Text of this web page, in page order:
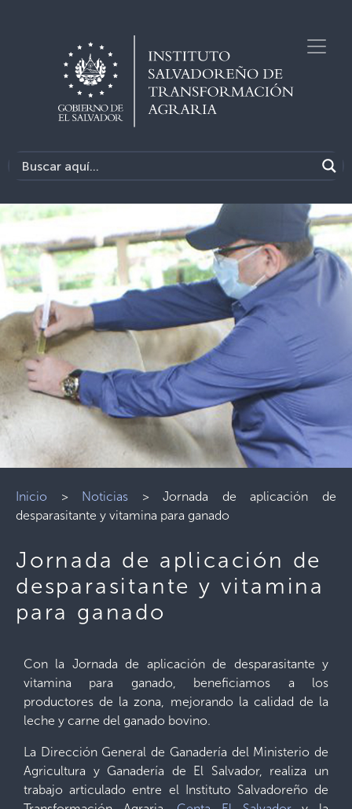
Inicio > Noticias >Jornada de aplicación de
desparasitante y vitamina para ganado
Jornada de aplicación de
desparasitante y vitamina
para ganado
Con la Jornada de aplicación de desparasitante y
vitamina para ganado, beneficiamos a los
productores de la zona, mejorando la calidad de la
leche y carne del ganado bovino.
La Dirección General de Ganadería del Ministerio de
Agricultura y Ganadería de El Salvador, realiza un
trabajo articulado entre el Instituto Salvadoreño de